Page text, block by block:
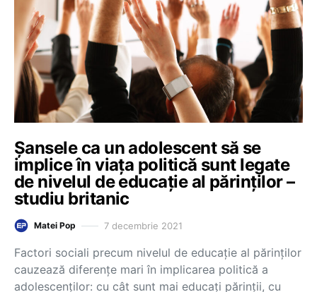
Șansele ca un adolescent să se
implice în viața politică sunt legate
de nivelul de educație al părinților –
studiu britanic
Matei Pop 7 decembrie 2021
Factori sociali precum nivelul de educație al părinților
cauzează diferențe mari în implicarea politică a
adolescenților: cu cât sunt mai educați părinții, cu